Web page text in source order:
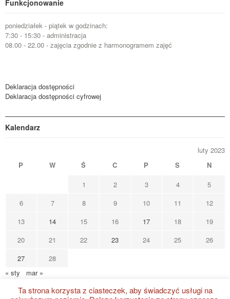
Funkcjonowanie
poniedziałek - piątek w godzinach:
7:30 - 15:30 - administracja
08.00 - 22.00 - zajęcia zgodnie z harmonogramem zajęć
Deklaracja dostępności
Deklaracja dostępności cyfrowej
Kalendarz
luty 2023
P
W Ś C P S
N
1
2 3 4
5
6
7 8 9 10 11
12
13
14 15 16 17 18
19
20
21 22 23 24 25
26
27
28
« sty
mar »
Ta strona korzysta z ciasteczek, aby świadczyć usługi na